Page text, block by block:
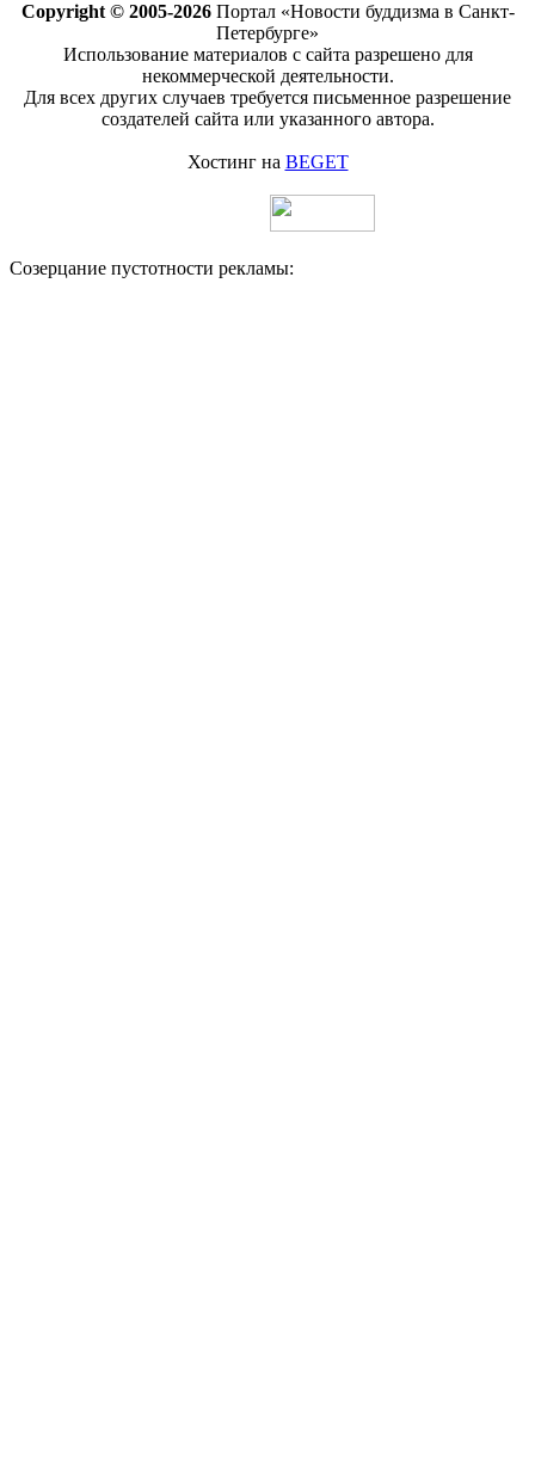
Copyright © 2005-2026Портал «Новости буддизма в Санкт-
Петербурге»
Использование материалов с сайта разрешено для
некоммерческой деятельности.
Для всех других случаев требуется письменное разрешение
создателей сайта или указанного автора.
Хостинг на BEGET
Созерцание пустотности рекламы: